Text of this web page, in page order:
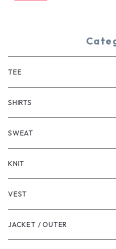
TEE
SHORT SLEEVE
LONG SLEEVE
SHIRTS
SHORT SLEEVE
LONG SLEEVE
SWEAT
KNIT
VEST
JACKET / OUTER